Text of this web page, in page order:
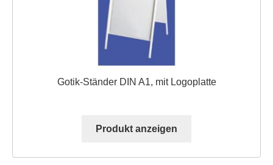
Gotik-Ständer DIN A1, mit Logoplatte
Produkt anzeigen